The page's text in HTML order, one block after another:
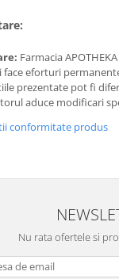
Farmacia
face eforturi
prezentate pot fi
aduce modificari
conformitate produs
Nu rata ofertele si